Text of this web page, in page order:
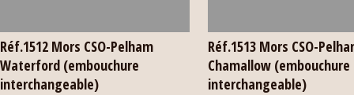
Réf.1512 Mors CSO-Pelham
Waterford (embouchure
interchangeable)
Réf.1513 Mors CSO-
Chamallow (embouchure
interchangeable)